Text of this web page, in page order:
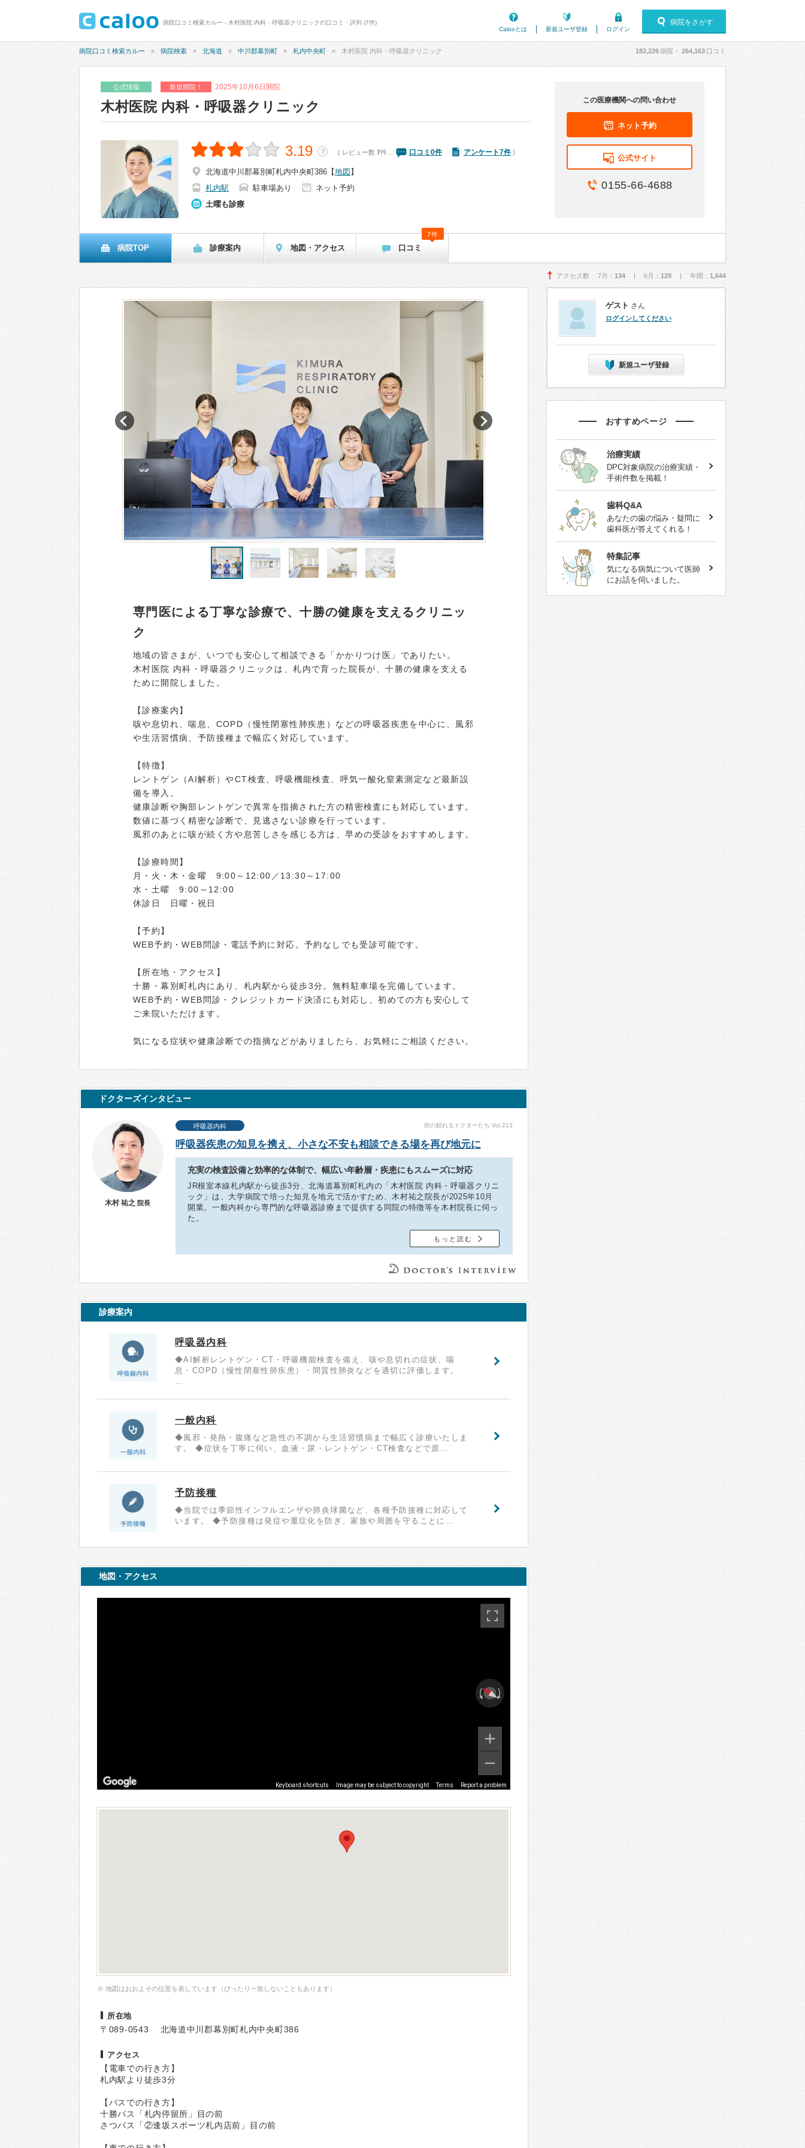
病院口コミ検索カルー - 木村医院 内科・呼吸器クリニックの口コミ・評判 (7件)
Calooとは
新規ユーザ登録 ログイン
病院をさがす
病院口コミ検索カルー 病院検索 北海道 中川郡幕別町 札内中央町 木村医院 内科・呼吸器クリニック 182,226病院・ 264,163 口コミ
公式情報 新規開院！ 2025年10月6日開院
木村医院 内科・呼吸器クリニック
3.19 ？ ( レビュー数 7件… 口コミ 0件 アンケート7件)
北海道中川郡幕別町札内中央町386 【地図 】
札内駅
駐車場あり
ネット予約
土曜も診療
この医療機関への問い合わせ
ネット予約
公式サイト
0155-66-4688
病院TOP 診療案内 地図・アクセス 口コミ
7件
アクセス数 7月： 134 | 6月： 129 | 年間： 1,644
専門医による丁寧な診療で、十勝の健康を支えるクリニッ
ク
地域の皆さまが、いつでも安心して相談できる「かかりつけ医」でありたい。
木村医院 内科・呼吸器クリニックは、札内で育った院長が、十勝の健康を支える
ために開院しました。
【診療案内】
咳や息切れ、喘息、COPD（慢性閉塞性肺疾患）などの呼吸器疾患を中心に、風邪
や生活習慣病、予防接種まで幅広く対応しています。
【特徴】
レントゲン（AI解析）やCT検査、呼吸機能検査、呼気一酸化窒素測定など最新設
備を導入。
健康診断や胸部レントゲンで異常を指摘された方の精密検査にも対応しています。
数値に基づく精密な診断で、見逃さない診療を行っています。
風邪のあとに咳が続く方や息苦しさを感じる方は、早めの受診をおすすめします。
【診療時間】
月・火・木・金曜 9:00～12:00／13:30～17:00
水・土曜 9:00～12:00
休診日 日曜・祝日
【予約】
WEB予約・WEB問診・電話予約に対応。予約なしでも受診可能です。
【所在地・アクセス】
十勝・幕別町札内にあり、札内駅から徒歩3分。無料駐車場を完備しています。
WEB予約・WEB問診・クレジットカード決済にも対応し、初めての方も安心して
ご来院いただけます。
気になる症状や健康診断での指摘などがありましたら、お気軽にご相談ください。
ドクターズインタビュー
木村 祐之 院長
街の頼れるドクターたち Vol.213
呼吸器内科
呼吸器疾患の知見を携え、小さな不安も相談できる場を再び地元に
充実の検査設備と効率的な体制で、幅広い年齢層・疾患にもスムーズに対応
JR根室本線札内駅から徒歩3分、北海道幕別町札内の「木村医院 内科・呼吸器クリニ
ック」は、大学病院で培った知見を地元で活かすため、木村祐之院長が2025年10月
開業。一般内科から専門的な呼吸器診療まで提供する同院の特徴等を木村院長に伺っ
た。
もっと読む
診療案内
呼吸器内科
◆AI解析レントゲン・CT・呼吸機能検査を備え、咳や息切れの症状、喘
息・COPD（慢性閉塞性肺疾患）・間質性肺炎などを適切に評価します。
…
一般内科
◆風邪・発熱・腹痛など急性の不調から生活習慣病まで幅広く診療いたしま
す。 ◆症状を丁寧に伺い、血液・尿・レントゲン・CT検査などで原…
予防接種
◆当院では季節性インフルエンザや肺炎球菌など、各種予防接種に対応して
います。 ◆予防接種は発症や重症化を防ぎ、家族や周囲を守ることに…
地図・アクセス
Keyboard shortcuts Image may be subject to copyright Terms Report a problem
※ 地図はおおよその位置を表しています（ぴったり一致しないこともあります）
所在地
〒089-0543 北海道中川郡幕別町札内中央町386
アクセス
【電車での行き方】
札内駅より徒歩3分
【バスでの行き方】
十勝バス「札内停留所」目の前
さつバス「②逢坂スポーツ札内店前」目の前
ゲスト さん
ログインしてください
新規ユーザ登録
おすすめページ
治療実績
DPC対象病院の治療実績・
手術件数を掲載！
歯科Q&A
あなたの歯の悩み・疑問に
歯科医が答えてくれる！
特集記事
気になる病気について医師
にお話を伺いました。